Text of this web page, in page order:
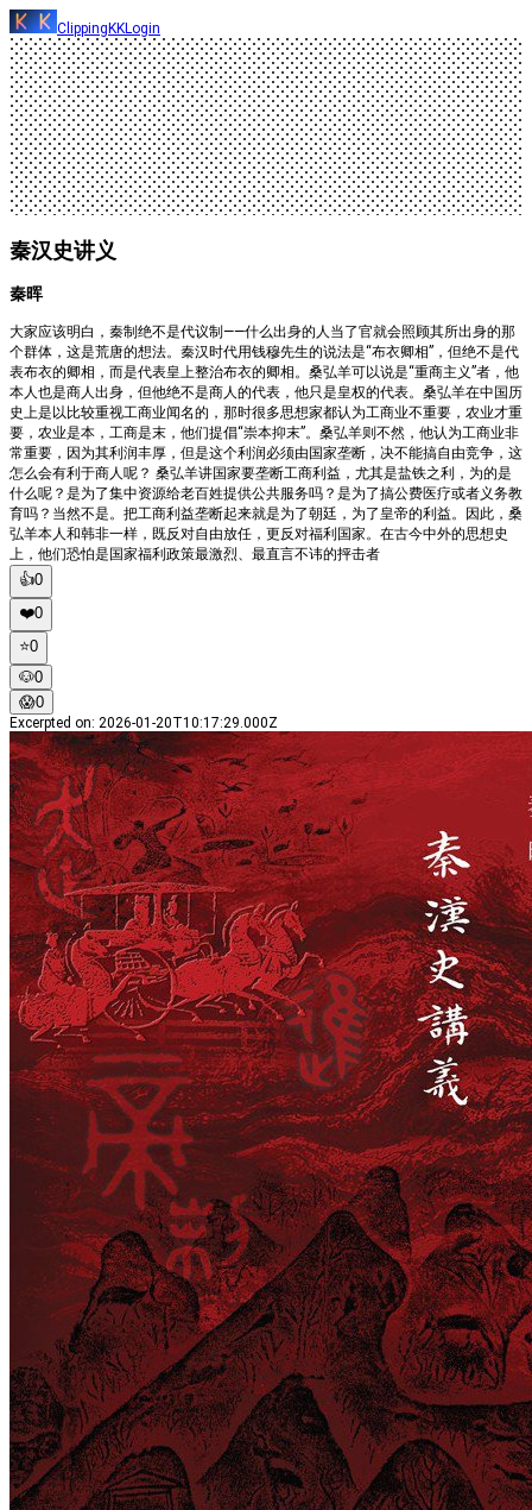
ClippingKKLogin
秦汉史讲义
秦晖
大家应该明白，秦制绝不是代议制——什么出身的人当了官就会照顾其所出身的那
个群体，这是荒唐的想法。秦汉时代用钱穆先生的说法是“布衣卿相”，但绝不是代
表布衣的卿相，而是代表皇上整治布衣的卿相。桑弘羊可以说是“重商主义”者，他
本人也是商人出身，但他绝不是商人的代表，他只是皇权的代表。桑弘羊在中国历
史上是以比较重视工商业闻名的，那时很多思想家都认为工商业不重要，农业才重
要，农业是本，工商是末，他们提倡“崇本抑末”。桑弘羊则不然，他认为工商业非
常重要，因为其利润丰厚，但是这个利润必须由国家垄断，决不能搞自由竞争，这
怎么会有利于商人呢？ 桑弘羊讲国家要垄断工商利益，尤其是盐铁之利，为的是
什么呢？是为了集中资源给老百姓提供公共服务吗？是为了搞公费医疗或者义务教
育吗？当然不是。把工商利益垄断起来就是为了朝廷，为了皇帝的利益。因此，桑
弘羊本人和韩非一样，既反对自由放任，更反对福利国家。在古今中外的思想史
上，他们恐怕是国家福利政策最激烈、最直言不讳的抨击者
👍0
❤️0
⭐️0
🐶0
😱0
Excerpted on: 2026-01-20T10:17:29.000Z